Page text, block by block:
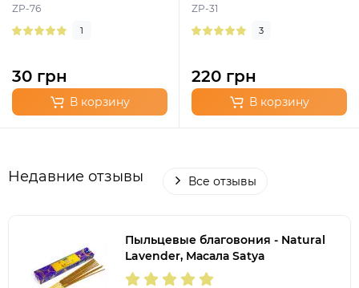
ZP-76
1
30 грн
В корзину
ZP-31
3
220 грн
В корзину
Недавние отзывы Все отзывы
Пыльцевые благовония - Natural
Lavender, Масала Satya
(Натуральная Лаванда)